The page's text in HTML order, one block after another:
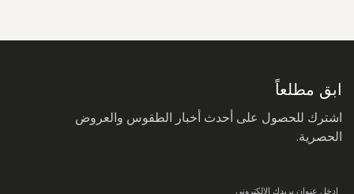
ابق مطلعاً
اشترك للحصول على أحدث أخبار الطقوس والعروض
الحصرية.